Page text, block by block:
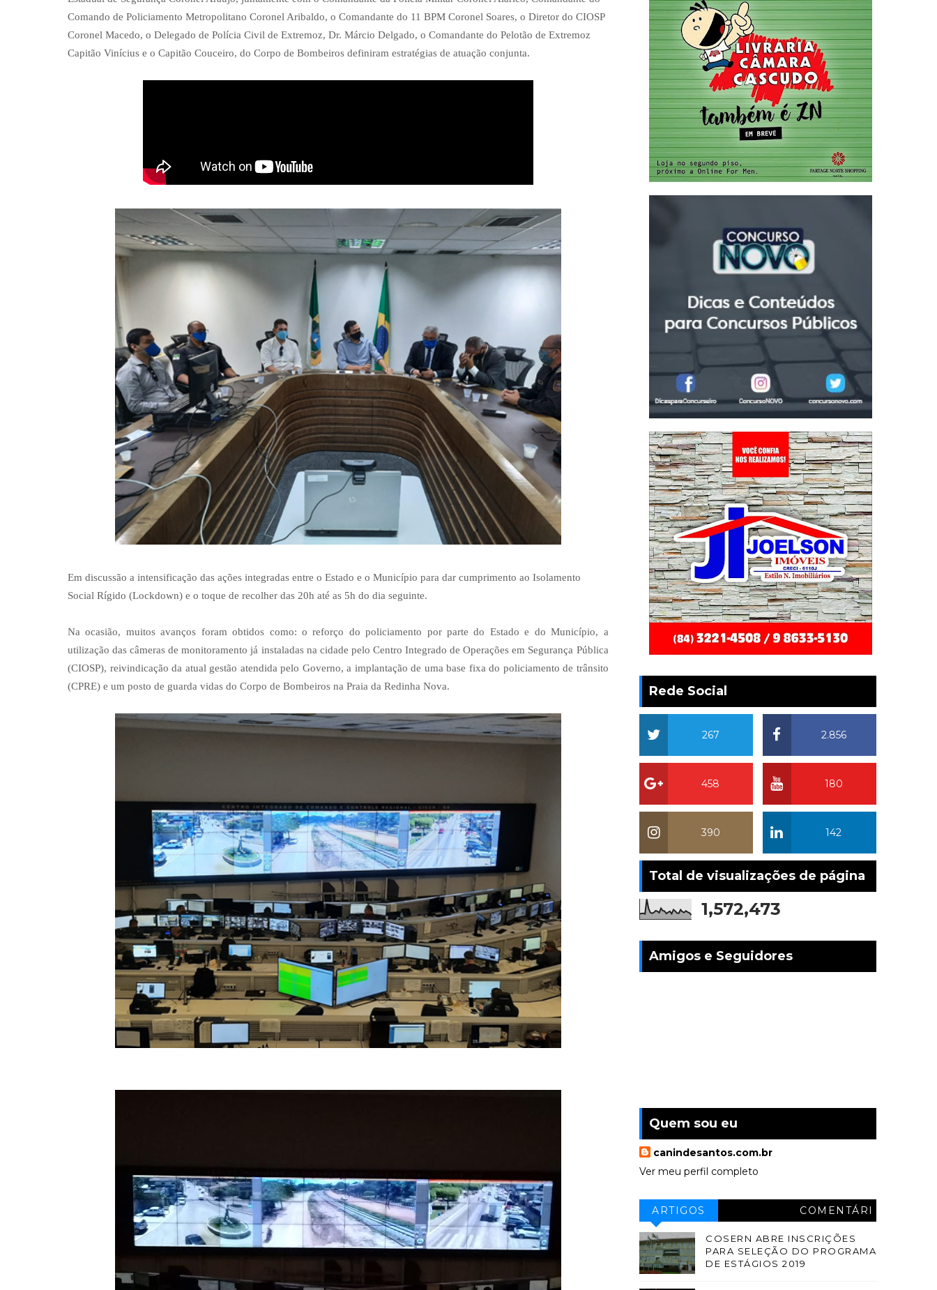
Comando de Policiamento Metropolitano Coronel Aribaldo, o Comandante do 11 BPM Coronel Soares, o Diretor do CIOSP
Coronel Macedo, o Delegado de Polícia Civil de Extremoz, Dr. Márcio Delgado, o Comandante do Pelotão de Extremoz
Capitão Vinícius e o Capitão Couceiro, do Corpo de Bombeiros definiram estratégias de atuação conjunta.
Em discussão a intensificação das ações integradas entre o Estado e o Município para dar cumprimento ao Isolamento
Social Rígido (Lockdown) e o toque de recolher das 20h até as 5h do dia seguinte.
Na ocasião, muitos avanços foram obtidos como: o reforço do policiamento por parte do Estado e do Município, a
utilização das câmeras de monitoramento já instaladas na cidade pelo Centro Integrado de Operações em Segurança Pública
(CIOSP), reivindicação da atual gestão atendida pelo Governo, a implantação de uma base fixa do policiamento de trânsito
(CPRE) e um posto de guarda vidas do Corpo de Bombeiros na Praia da Redinha Nova.
Rede Social
2.856
267
180
458
142
390
Total de visualizações de página
1,572,473
Amigos e Seguidores
Quem sou eu
canindesantos.com.br
Ver meu perfil completo
ARTIGOS
COMENTÁRI
OS
COSERN ABRE INSCRIÇÕES
PARA SELEÇÃO DO PROGRAMA
DE ESTÁGIOS 2019